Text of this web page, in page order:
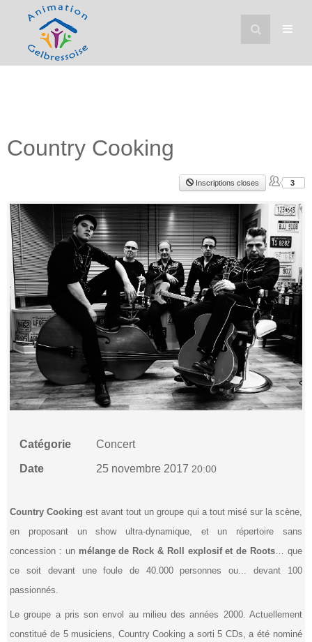
Country Cooking
Inscriptions closes 3
Catégorie Concert
Date 25 novembre 2017 20:00
Country Cooking est avant tout un groupe qui a tout misé sur la scène,
en proposant un show ultra-dynamique, et un répertoire sans
concession : un mélange de Rock & Roll explosif et de Roots… que
ce soit devant une foule de 40.000 personnes ou... devant 100
passionnés.
Le groupe a pris son envol au milieu des années 2000. Actuellement
constitué de 5 musiciens, Country Cooking a sorti 5 CDs, a été nominé